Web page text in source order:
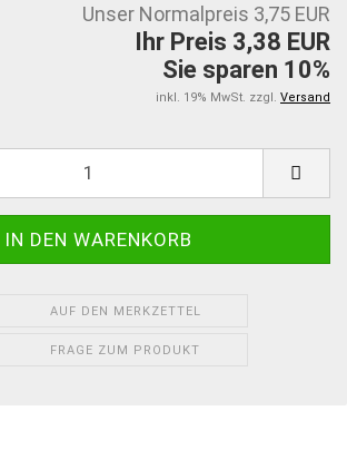
Unser Normalpreis 3,75 EUR
Ihr Preis 3,38 EUR
Sie sparen 10%
inkl. 19% MwSt. zzgl. Versand
AUF DEN MERKZETTEL
FRAGE ZUM PRODUKT